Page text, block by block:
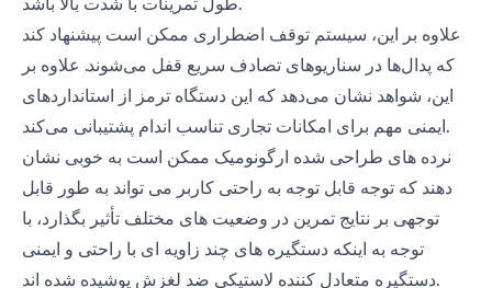
علاوه بر این، سیستم توقف اضطراری ممکن است پیشنهاد کند
که پدال‌ها در سناریوهای تصادف سریع قفل می‌شوند. علاوه بر
این، شواهد نشان می‌دهد که این دستگاه ترمز از استانداردهای
ایمنی مهم برای امکانات تجاری تناسب اندام پشتیبانی می‌کند.
نرده های طراحی شده ارگونومیک ممکن است به خوبی نشان
دهند که توجه قابل توجه به راحتی کاربر می تواند به طور قابل
توجهی بر نتایج تمرین در وضعیت های مختلف تأثیر بگذارد، با
توجه به اینکه دستگیره های چند زاویه ای با راحتی و ایمنی
دستگیره متعادل کننده لاستیکی ضد لغزش پوشیده شده اند.